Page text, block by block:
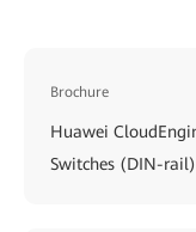
Brochure
Huawei
Switches (DIN-